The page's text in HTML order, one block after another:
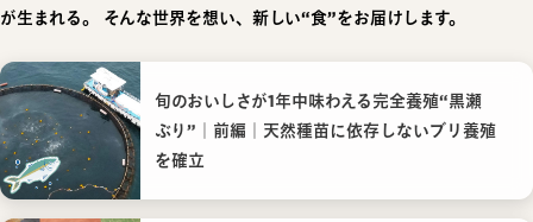
が生まれる。
そんな世界を想い、新しい“食”をお届けします。
旬のおいしさが1年中味わえる完全養殖“黒瀬
ぶり”｜前編｜天然種苗に依存しないブリ養殖
を確立